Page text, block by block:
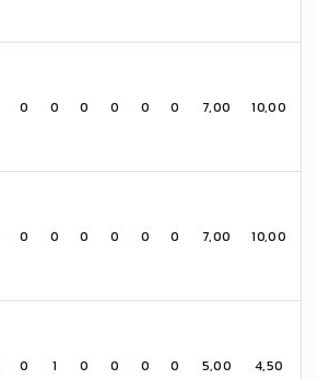
0 0 0 0 0 0 7,00 10,00
0 0 0 0 0 0 7,00 10,00
0 1 0 0 0 0 5,00 4,50